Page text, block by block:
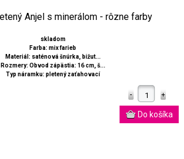
Anjel s minerálom - rôzne farby
skladom
Farba: mix farieb
Materiál: saténová šnúrka, bižut...
Rozmery: Obvod zápästia: 16 cm, š...
Typ náramku: pletený zaťahovací